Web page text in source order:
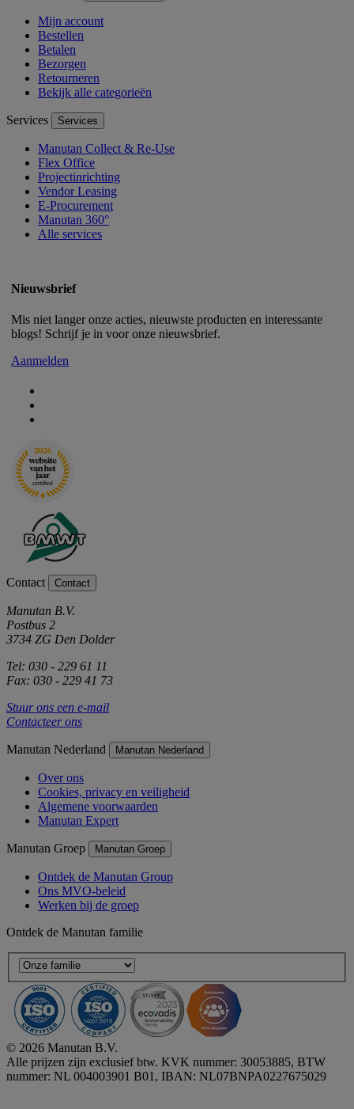
Mijn account
Bestellen
Betalen
Bezorgen
Retourneren
Bekijk alle categorieën
Services Services
Manutan Collect & Re-Use
Flex Office
Projectinrichting
Vendor Leasing
E-Procurement
Manutan 360°
Alle services
Nieuwsbrief
Mis niet langer onze acties, nieuwste producten en interessante
blogs! Schrijf je in voor onze nieuwsbrief.
Aanmelden
Contact Contact
Manutan B.V.
Postbus 2
3734 ZG Den Dolder
Tel: 030 - 229 61 11
Fax: 030 - 229 41 73
Stuur ons een e-mail
Contacteer ons
Manutan Nederland Manutan Nederland
Over ons
Cookies, privacy en veiligheid
Algemene voorwaarden
Manutan Expert
Manutan Groep Manutan Groep
Ontdek de Manutan Group
Ons MVO-beleid
Werken bij de groep
Ontdek de Manutan familie
© 2026 Manutan B.V.
Alle prijzen zijn exclusief btw. KVK nummer: 30053885, BTW
nummer: NL 004003901 B01, IBAN: NL07BNPA0227675029